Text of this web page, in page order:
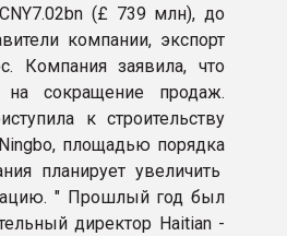
(£ 739 млн), до
компании, экспорт
Компания заявила, что
на сокращение продаж.
к строительству
площадью порядка
планирует увеличить
" Прошлый год был
директор Haitian -